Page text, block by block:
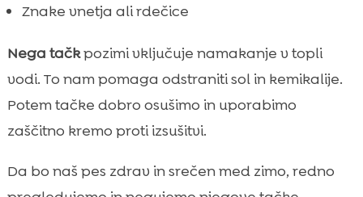
Znake vnetja ali rdečice
Nega tačkpozimi vključuje namakanje v topli
vodi. To nam pomaga odstraniti sol in kemikalije.
Potem tačke dobro osušimo in uporabimo
zaščitno kremo proti izsušitvi.
Da bo naš pes zdrav in srečen med zimo, redno